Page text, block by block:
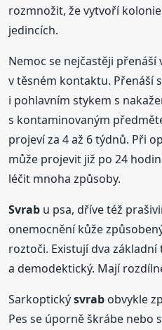
rozmnožit, že vytvoří
jedincích.
Nemoc se nejčastěji
v těsném kontaktu. Přenáší
i pohlavním stykem s
s kontaminovaným
projeví za 4 až 6 týdnů. Při
může projevit již po 24
léčit mnoha způsoby.
Svrab u psa, dříve též
onemocnění kůže
roztoči. Existují dva
a demodektický. Mají
Sarkoptickýsvrab obvykle
Pes se úporně škrábe nebo